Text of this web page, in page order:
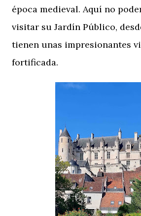
época medieval. Aquí no
visitar su Jardín Público,
tienen unas impresionantes
fortificada.